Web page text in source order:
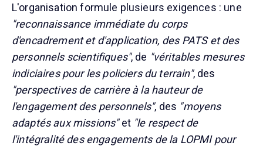
L'organisation formule plusieurs exigences : une
"reconnaissance immédiate du corps
d'encadrement et d'application, des PATS et des
personnels scientifiques", de "véritables mesures
indiciaires pour les policiers du terrain", des
"perspectives de carrière à la hauteur de
l'engagement des personnels", des "moyens
adaptés aux missions"et "le respect de
l'intégralité des engagements de la LOPMI pour